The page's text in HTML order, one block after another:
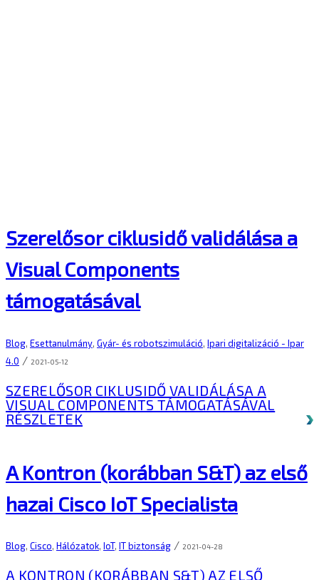
Szerelősor ciklusidő validálása a
Visual Components
támogatásával
Blog, Esettanulmány, Gyár- és robotszimuláció, Ipari digitalizáció - Ipar
4.0 / 2021-05-12
SZERELŐSOR CIKLUSIDŐ VALIDÁLÁSA A
VISUAL COMPONENTS TÁMOGATÁSÁVAL
RÉSZLETEK
A Kontron (korábban S&T) az első
hazai Cisco IoT Specialista
Blog, Cisco, Hálózatok, IoT, IT biztonság / 2021-04-28
A KONTRON (KORÁBBAN S&T) AZ ELSŐ